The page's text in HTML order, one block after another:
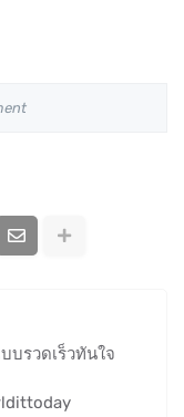
บรวดเร็วทันใจ